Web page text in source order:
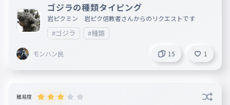
ゴジラの種類タイピング
岩ピクミン 岩ピク信教者さんからのリクエストです
#ゴジラ #種類
モンハン民 15 1
難易度